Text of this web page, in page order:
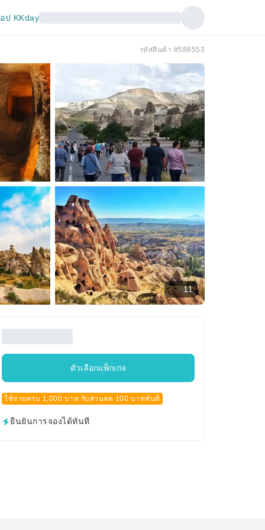
ป KKday
รหัสสินค้า #588553
11
ตัวเลือกแพ็กเกจ
ใช้จ่ายครบ 1,000 บาท รับส่วนลด 100 บาททันที
ยืนยันการจองได้ทันที